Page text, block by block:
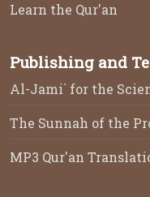
Learn the Qur'an
Publishing and
Al-Jami` for the
The Sunnah of the
MP3 Qur'an